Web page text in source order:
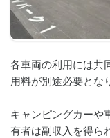
各車両の利用には共
用料が別途必要とな
キャンピングカーや
有者は副収入を得ら